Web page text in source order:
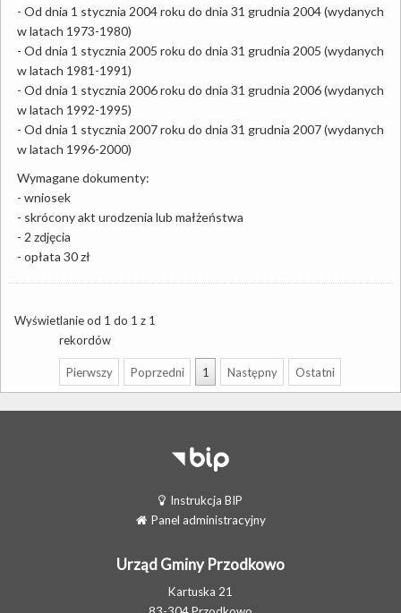
- Od dnia 1 stycznia 2004 roku do dnia 31 grudnia 2004 (wydanych
w latach 1973-1980)
- Od dnia 1 stycznia 2005 roku do dnia 31 grudnia 2005 (wydanych
w latach 1981-1991)
- Od dnia 1 stycznia 2006 roku do dnia 31 grudnia 2006 (wydanych
w latach 1992-1995)
- Od dnia 1 stycznia 2007 roku do dnia 31 grudnia 2007 (wydanych
w latach 1996-2000)
Wymagane dokumenty:
- wniosek
- skrócony akt urodzenia lub małżeństwa
- 2 zdjęcia
- opłata 30 zł
Wyświetlanie od 1 do 1 z 1
rekordów
Pierwszy Poprzedni 1 Następny Ostatni
Instrukcja BIP
Panel administracyjny
Urząd Gminy Przodkowo
Kartuska 21